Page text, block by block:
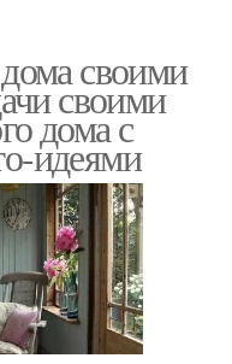
своими
своими
дома с
идеями